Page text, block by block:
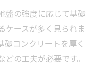
盤の強度に応じて基礎
ケースが多く見られま
コンクリートを厚く
の工夫が必要です。